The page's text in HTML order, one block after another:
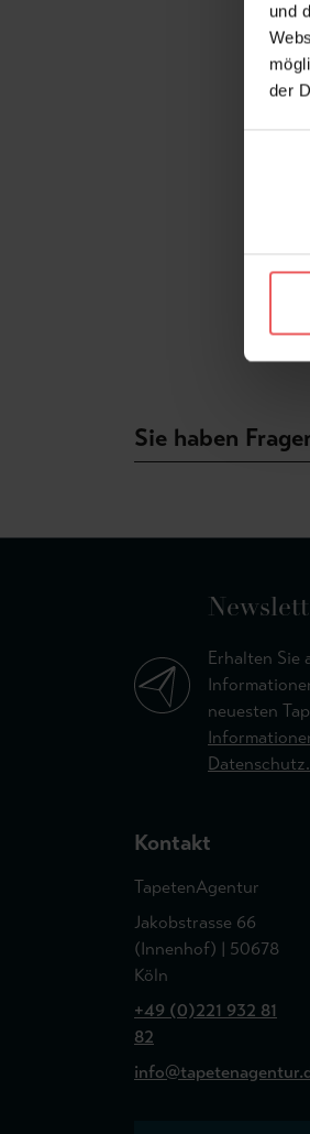
und
der
Sie haben
Erhalten Sie
neuesten
Datenschutz.
Kontakt
TapetenAgentur
Jakobstrasse 66
(Innenhof) | 50678
Köln
+49 (0)221 932 81
82